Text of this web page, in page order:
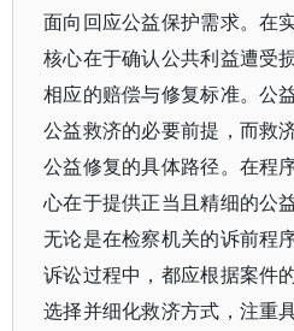
面向回应公益保护需求。在
核心在于确认公共利益遭受
相应的赔偿与修复标准。公
公益救济的必要前提，而救
公益修复的具体路径。在程
心在于提供正当且精细的公
无论是在检察机关的诉前程
诉讼过程中，都应根据案件
选择并细化救济方式，注重